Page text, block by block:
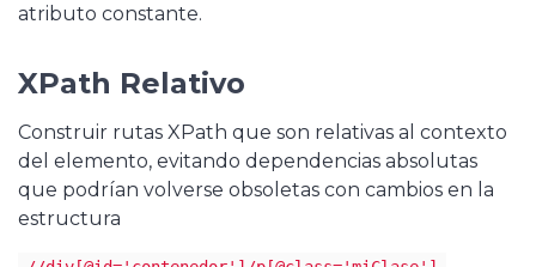
atributo constante.
XPath Relativo
Construir rutas XPath que son relativas al contexto
del elemento, evitando dependencias absolutas
que podrían volverse obsoletas con cambios en la
estructura